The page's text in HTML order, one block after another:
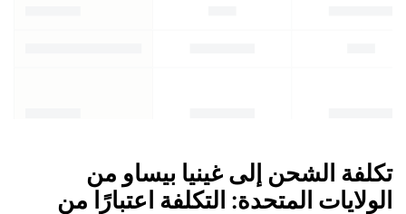
تكلفة الشحن إلى غينيا بيساو من
الولايات المتحدة: التكلفة اعتبارًا من